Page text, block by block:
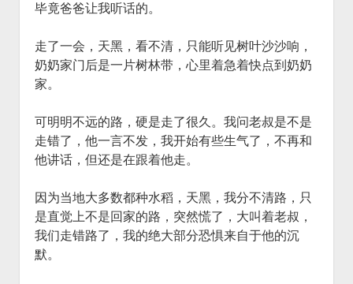
毕竟爸爸让我听话的。
走了一会，天黑，看不清，只能听见树叶沙沙响，
奶奶家门后是一片树林带，心里着急着快点到奶奶
家。
可明明不远的路，硬是走了很久。我问老叔是不是
走错了，他一言不发，我开始有些生气了，不再和
他讲话，但还是在跟着他走。
因为当地大多数都种水稻，天黑，我分不清路，只
是直觉上不是回家的路，突然慌了，大叫着老叔，
我们走错路了，我的绝大部分恐惧来自于他的沉
默。